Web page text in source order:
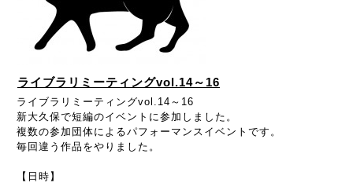
ライブラリミーティングvol.14～16
ライブラリミーティングvol.14～16
新大久保で短編のイベントに参加しました。
複数の参加団体によるパフォーマンスイベントです。
毎回違う作品をやりました。
【日時】